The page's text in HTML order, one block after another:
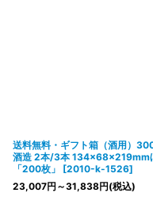
送料無料・ギフト箱（酒用）
酒造 2本/3本 134×68×219mm
「200枚」
[2010-k-1526]
23,007円 ～31,838円(税込)